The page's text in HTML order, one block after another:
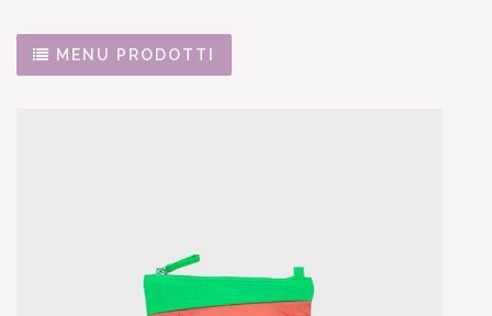
MENU PRODOTTI